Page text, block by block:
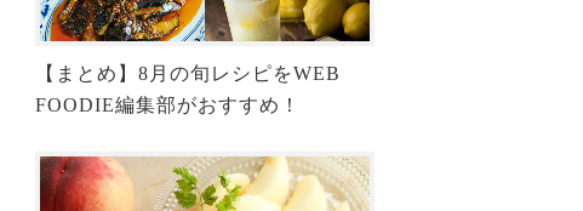
【まとめ】8月の旬レシピをWEB
FOODIE編集部がおすすめ！